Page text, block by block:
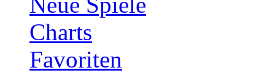
Charts
Favoriten